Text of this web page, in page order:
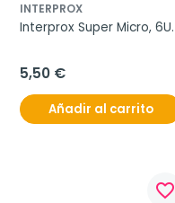
INTERPROX
Interprox Super Micro, 6U.
5,50 €
Añadir al carrito
favorite_border